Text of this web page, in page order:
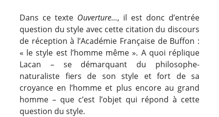
Dans ce texte Ouverture…, il est donc d’entrée
question du style avec cette citation du discours
de réception à l’Académie Française de Buffon :
« le style est l’homme même ». A quoi réplique
Lacan – se démarquant du philosophe-
naturaliste fiers de son style et fort de sa
croyance en l’homme et plus encore au grand
homme – que c’est l’objet qui répond à cette
question du style.